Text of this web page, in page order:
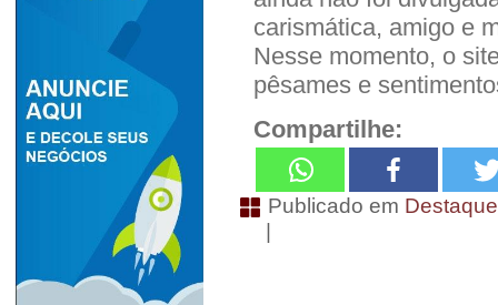
carismática, amigo e
Nesse momento, o
pêsames e
Compartilhe:
Publicado em
|